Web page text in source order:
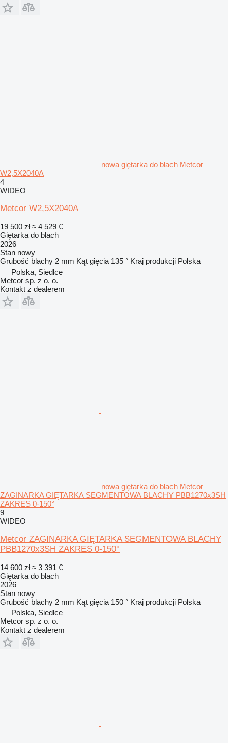
nowa giętarka do blach Metcor
W2,5X2040A
4
WIDEO
Metcor W2,5X2040A
19 500 zł ≈ 4 529 €
Giętarka do blach
2026
Stan nowy
Grubość blachy 2 mm Kąt gięcia 135 ° Kraj produkcji Polska
Polska, Siedlce
Metcor sp. z o. o.
Kontakt z dealerem
nowa giętarka do blach Metcor
ZAGINARKA GIĘTARKA SEGMENTOWA BLACHY PBB1270x3SH
ZAKRES 0-150°
9
WIDEO
Metcor ZAGINARKA GIĘTARKA SEGMENTOWA BLACHY
PBB1270x3SH ZAKRES 0-150°
14 600 zł ≈ 3 391 €
Giętarka do blach
2026
Stan nowy
Grubość blachy 2 mm Kąt gięcia 150 ° Kraj produkcji Polska
Polska, Siedlce
Metcor sp. z o. o.
Kontakt z dealerem